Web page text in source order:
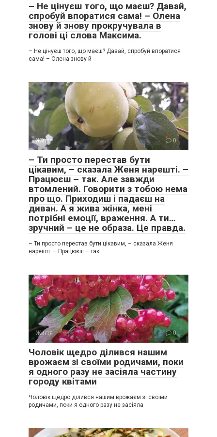
– Не цінуєш того, що маєш? Давай,
спробуй впоратися сама! – Олена
знову й знову прокручувала в
голові ці слова Максима.
– Не цінуєш того, що маєш? Давай, спробуй впоратися
сама! – Олена знову й
Життя 0
– Ти просто перестав бути
цікавим, – сказала Женя нарешті. –
Працюєш – так. Але завжди
втомлений. Говорити з тобою нема
про що. Приходиш і падаєш на
диван. А я жива жінка, мені
потрібні емоції, враження. А ти…
зручний – це не образа. Це правда.
– Ти просто перестав бути цікавим, – сказала Женя
нарешті. – Працюєш – так.
Життя 0
Чоловік щедро ділився нашим
врожаєм зі своїми родичами, поки
я одного разу не засіяла частину
городу квітами
Чоловік щедро ділився нашим врожаєм зі своїми
родичами, поки я одного разу не засіяла